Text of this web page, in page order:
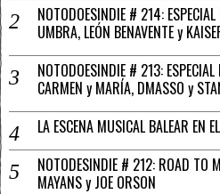
NOTODOESINDIE # 214:
UMBRA, LEÓN BENAVENTE y
NOTODOESINDIE # 213:
CARMEN y MARÍA, DMASSO y
LA ESCENA MUSICAL BALEAR EN
NOTODESINDIE # 212: ROAD TO
MAYANS y JOE ORSON